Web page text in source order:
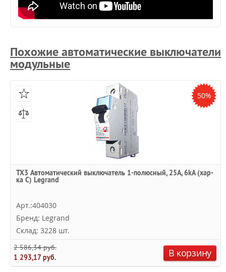
Похожие автоматические выключатели
модульные
50%
TX3 Автоматический выключатель 1-полюсный, 25А, 6kА (хар-
ка C) Legrand
Арт.:404030
Бренд: Legrand
Склад: 3228 шт.
2 586,34 руб.
1 293,17 руб.
В корзину